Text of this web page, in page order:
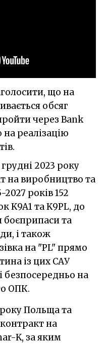
що на
обсяг
через Bank
реалізацію
2023 року
на виробництво та
років 152
K9A1 та K9PL, до
боєприпаси та
і також
на "PL" прямо
із цих САУ
безпосередньо на
ОПК.
року Польща та
на
K, за яким